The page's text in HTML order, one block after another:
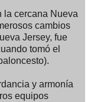
la cercana Nueva
cambios
Jersey, fue
tomó el
y armonía
equipos